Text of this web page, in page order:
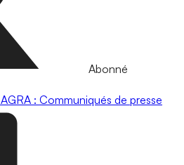
Abonné
AGRA : Communiqués de presse